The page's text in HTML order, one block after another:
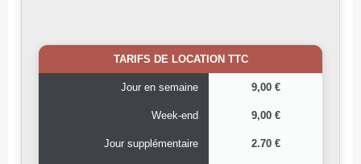
TARIFS DE LOCATION TTC
Jour en semaine 9,00 €
Week-end 9,00 €
Jour supplémentaire 2.70 €